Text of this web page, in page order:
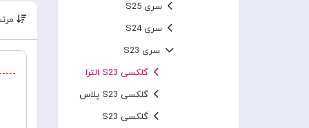
سری S25
سری S24
سری S23
گلکسی S23 الترا
گلکسی S23 پلاس
گلکسی S23